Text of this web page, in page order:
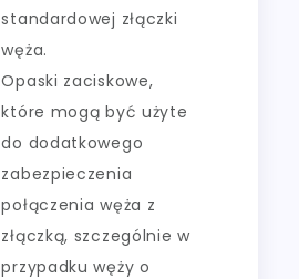
standardowej złączki
węża.
Opaski zaciskowe,
które mogą być użyte
do dodatkowego
zabezpieczenia
połączenia węża z
złączką, szczególnie w
przypadku węży o